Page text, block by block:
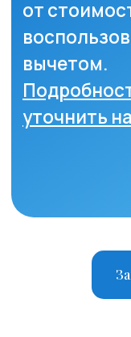
Для детей
Навигация
Специалисты
Групповые тренинги